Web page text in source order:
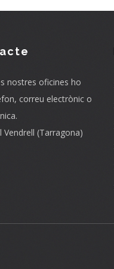
nostres oficines ho
correu electrònic o
Vendrell (Tarragona)